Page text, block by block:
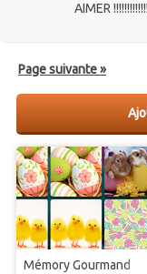
AIMER
Page suivante »
Mémory Gourmand